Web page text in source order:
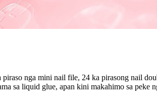
nga mini nail file, 24 ka pirasong nail
sa liquid glue, apan kini makahimo sa peke